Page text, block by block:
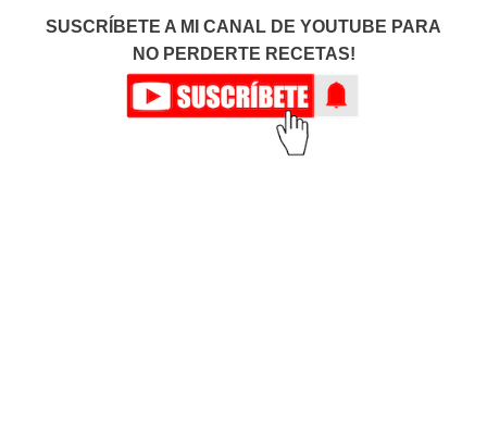
SUSCRÍBETE A MI CANAL DE YOUTUBE PARA
NO PERDERTE RECETAS!